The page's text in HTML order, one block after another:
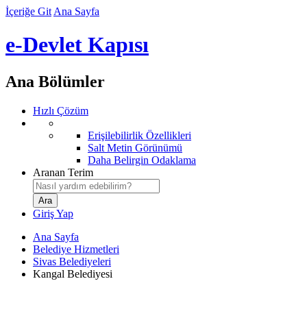
İçeriğe Git Ana Sayfa
e-Devlet Kapısı
Ana Bölümler
Hızlı Çözüm
Erişilebilirlik Özellikleri
Salt Metin Görünümü
Daha Belirgin Odaklama
Aranan Terim
Giriş Yap
Ana Sayfa
Belediye Hizmetleri
Sivas Belediyeleri
Kangal Belediyesi